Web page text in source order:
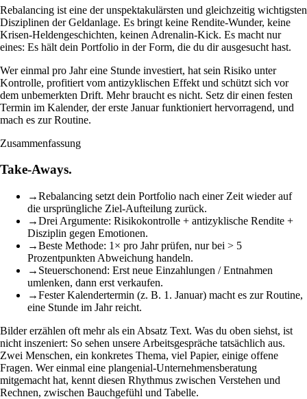
Rebalancing ist eine der unspektakulärsten und gleichzeitig wichtigsten
Disziplinen der Geldanlage. Es bringt keine Rendite-Wunder, keine
Krisen-Heldengeschichten, keinen Adrenalin-Kick. Es macht nur
eines: Es hält dein Portfolio in der Form, die du dir ausgesucht hast.
Wer einmal pro Jahr eine Stunde investiert, hat sein Risiko unter
Kontrolle, profitiert vom antizyklischen Effekt und schützt sich vor
dem unbemerkten Drift. Mehr braucht es nicht. Setz dir einen festen
Termin im Kalender, der erste Januar funktioniert hervorragend, und
mach es zur Routine.
Zusammenfassung
Take-Aways.
→Rebalancing setzt dein Portfolio nach einer Zeit wieder auf
die ursprüngliche Ziel-Aufteilung zurück.
→Drei Argumente: Risikokontrolle + antizyklische Rendite +
Disziplin gegen Emotionen.
→Beste Methode: 1× pro Jahr prüfen, nur bei > 5
Prozentpunkten Abweichung handeln.
→ Steuerschonend: Erst neue Einzahlungen / Entnahmen
umlenken, dann erst verkaufen.
→Fester Kalendertermin (z. B. 1. Januar) macht es zur Routine,
eine Stunde im Jahr reicht.
Bilder erzählen oft mehr als ein Absatz Text. Was du oben siehst, ist
nicht inszeniert: So sehen unsere Arbeitsgespräche tatsächlich aus.
Zwei Menschen, ein konkretes Thema, viel Papier, einige offene
Fragen. Wer einmal eine plangenial-Unternehmensberatung
mitgemacht hat, kennt diesen Rhythmus zwischen Verstehen und
Rechnen, zwischen Bauchgefühl und Tabelle.